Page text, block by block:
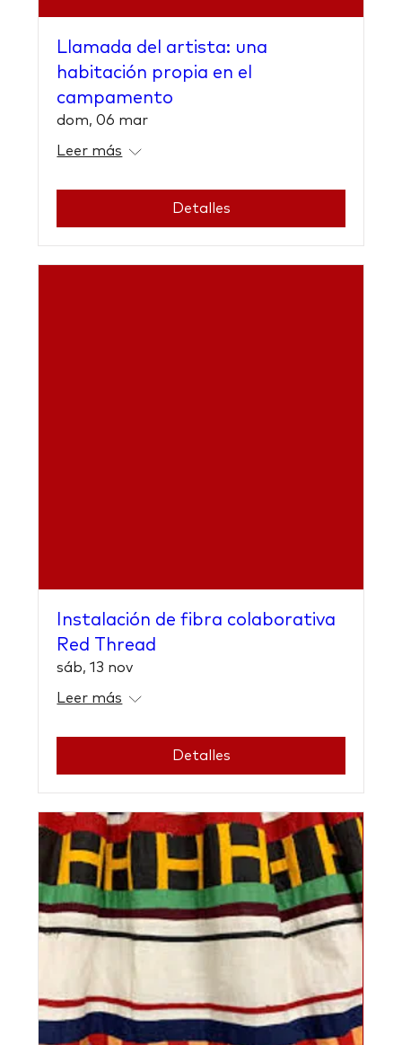
Llamada del artista: una
habitación propia en el
campamento
dom, 06 mar
Leer más
Detalles
Instalación de fibra colaborativa
Red Thread
sáb, 13 nov
Leer más
Detalles